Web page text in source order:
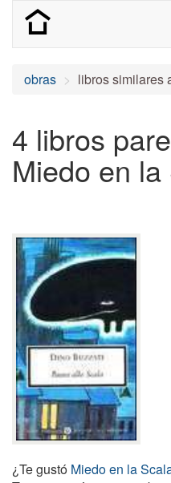
obras libros similares
4 libros
Miedo en
¿Te gustó Miedo en la